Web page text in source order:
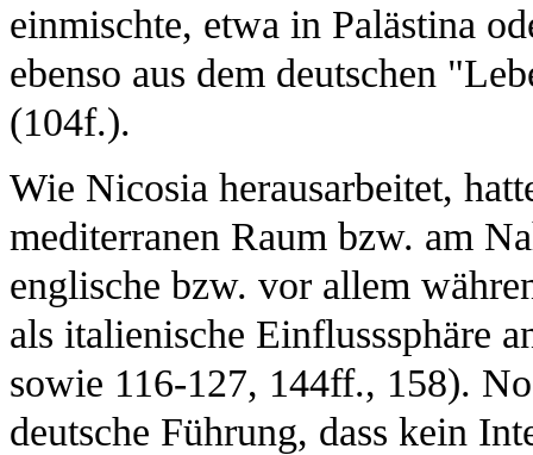
einmischte, etwa in Palästina
ebenso aus dem deutschen
(104f.).
Wie Nicosia herausarbeitet,
mediterranen Raum bzw. am
englische bzw. vor allem
als italienische Einflusssphäre
sowie 116-127, 144ff., 158).
deutsche Führung, dass kein